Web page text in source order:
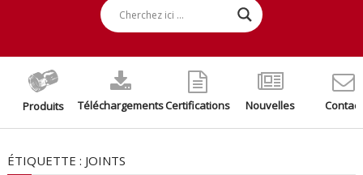
Produits TéléchargementsCertifications Nouvelles Contact
ÉTIQUETTE : JOINTS